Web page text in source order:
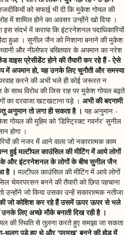
को सफाई भी दी कि मुकेश गोयल की
में शामिल होने का अवसर उन्होंने खो दिया ।
संदर्भ में कराया कि इंटरनेशनल पदाधिकारियों
हुआ । सुनील जैन को निशाना बनाने की मुकेश
और नीलोफर बख्तियार के अपमान का नरेश
प्रेसीडेंट होने की तैयारी कर रहे हैं - ऐसे
में अपमान हो, यह उनके लिए चुनौती और समस्या
करने की अभी भले ही कोई जरूरत न
साथ विरोध की जिस राह पर मुकेश गोयल बढ़ते
का दरवाजा खटखटाना पड़े । अभी की बदनामी
अनुमान तो लगा ही सकता है । यह अनुमान -
की मुहिम को 'डिस्ट्रिक्ट गवर्नर' सुनील
होगा ।
की नजर में आने वाला जो नकारात्मक काम
हुई मल्टीपल काउंसिल की मीटिंग में आये लोगों
के और इंटरनेशनल के लोगों के बीच सुनील जैन
है । मल्टीपल काउंसिल की मीटिंग में आये लोगों
चेयरपरसन बनने की तैयारी को छिपा पहचाना
जो किया उसका उन्हें सकारात्मक नतीजा
जो कोशिश कर रहे हैं उसमें ऊपर ऊपर से भले
लिए अच्छे मौके बनाती दिख रही है ।
की स्थिति से तुलना करते हुए समझा जा सकता
थलग पड़े हुए थे और 'प्रमुख' बनने की होड़ में